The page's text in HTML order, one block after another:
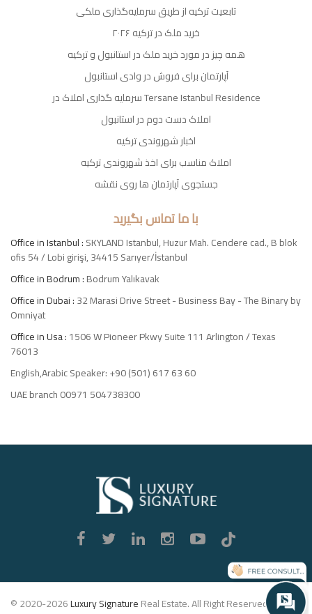
تابعیت ترکیه از طریق سرمایه‌گذاری ملکی
خرید ملک در ترکیه ۲۰۲۶
همه چیز در مورد خرید ملک در استانبول و ترکیه
آپارتمان برای فروش در وادی استانبول
سرمایه گذاری املاک در Tersane Istanbul Residence
املاک دست دوم در استانبول
اخبار شهروندی ترکیه
املاک مناسب برای اخذ شهروندی ترکیه
جستجوی آپارتمان ها روی نقشه
با ما تماس بگیرید
Office in Istanbul :SKYLAND Istanbul, Huzur Mah. Cendere cad., B blok
ofis 54 / Lobi girişi, 34415 Sarıyer/İstanbul
Office in Bodrum :Bodrum Yalıkavak
Office in Dubai :32 Marasi Drive Street - Business Bay - The Binary by
Omniyat
Office in Usa :1506 W Pioneer Pkwy Suite 111 Arlington / Texas
76013
English,Arabic Speaker: +90 (501) 617 63 60
UAE branch 00971 504738300
© 2020-2026Luxury SignatureReal Estate. All Right Reserved.